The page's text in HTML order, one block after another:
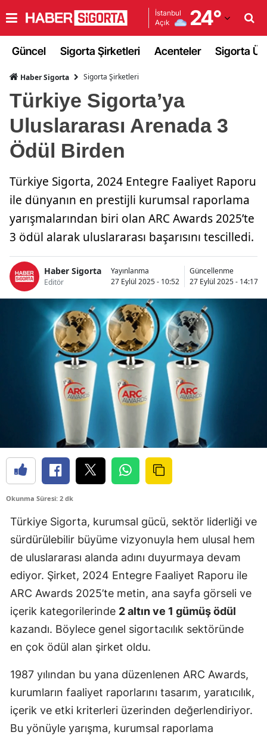
İstanbul
Açık
24°
Adana
Ağrı
Amasya
Antalya
Artvin
Balıkesir
Bilecik
Bingöl
Bitlis
Bolu
Burdur
Bursa
Çanakkale
Çankırı
Diyarbakır
Elazığ
Erzincan
Erzurum
Gaziantep
Giresun
Güncel Sigorta Şirketleri Acenteler Sigorta
Haber Sigorta Sigorta Şirketleri
Türkiye Sigorta’ya
Uluslararası Arenada 3
Ödül Birden
Türkiye Sigorta, 2024 Entegre Faaliyet Raporu
ile dünyanın en prestijli kurumsal raporlama
yarışmalarından biri olan ARC Awards 2025’te
3 ödül alarak uluslararası başarısını tescilledi.
Haber Sigorta
Editör
Yayınlanma
27 Eylül 2025 - 10:52
Güncellenme
27 Eylül 2025 - 14:17
Okunma Süresi: 2 dk
Türkiye Sigorta, kurumsal gücü, sektör liderliği ve
sürdürülebilir büyüme vizyonuyla hem ulusal hem
de uluslararası alanda adını duyurmaya devam
ediyor. Şirket, 2024 Entegre Faaliyet Raporu ile
ARC Awards 2025’te metin, ana sayfa görseli ve
içerik kategorilerinde 2 altın ve 1 gümüş ödül
kazandı. Böylece genel sigortacılık sektöründe
en çok ödül alan şirket oldu.
1987 yılından bu yana düzenlenen ARC Awards,
kurumların faaliyet raporlarını tasarım, yaratıcılık,
içerik ve etki kriterleri üzerinden değerlendiriyor.
Bu yönüyle yarışma, kurumsal raporlama